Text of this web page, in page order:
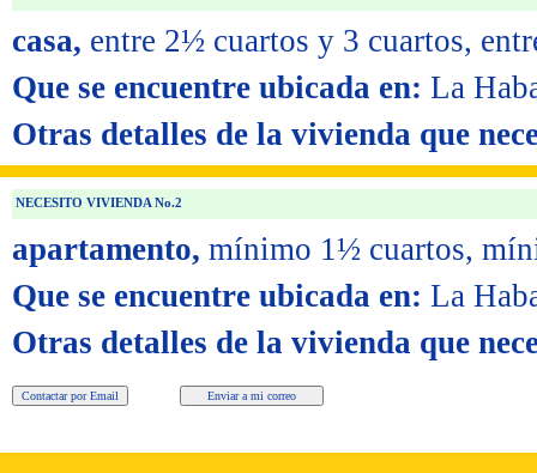
casa, entre 2½ cuartos y 3 cuartos,
Que se encuentre ubicada en: La
Otras detalles de la vivienda que
NECESITO VIVIENDA No.2
apartamento, mínimo 1½ cuartos,
Que se encuentre ubicada en: La
Otras detalles de la vivienda que